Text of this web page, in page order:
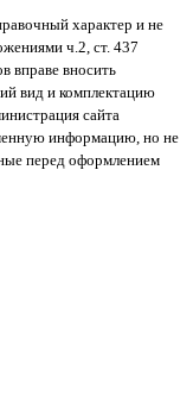
характер и не
ч.2, ст. 437
вправе вносить
вид и комплектацию
сайта
информацию, но не
перед оформлением